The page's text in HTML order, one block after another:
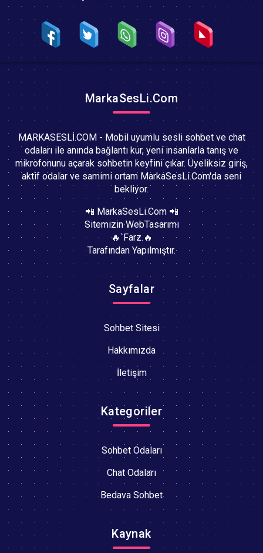
MarkaSesLi.Com
MARKASESLİ.COM - Mobil uyumlu sesli sohbet ve chat
odaları ile anında bağlantı kur, yeni insanlarla tanış ve
mikrofonunu açarak sohbetin keyfini çıkar. Üyeliksiz giriş,
aktif odalar ve samimi ortam MarkaSesLi.Com'da seni
bekliyor.
📲 MarkaSesLi.Com 📲
Sitemizin WebTasarımı
🔥`Farz.🔥
Tarafından Yapılmıştır.
Sayfalar
Sohbet Sitesi
Hakkımızda
İletişim
Kategoriler
Sohbet Odaları
Chat Odaları
Bedava Sohbet
Kaynak